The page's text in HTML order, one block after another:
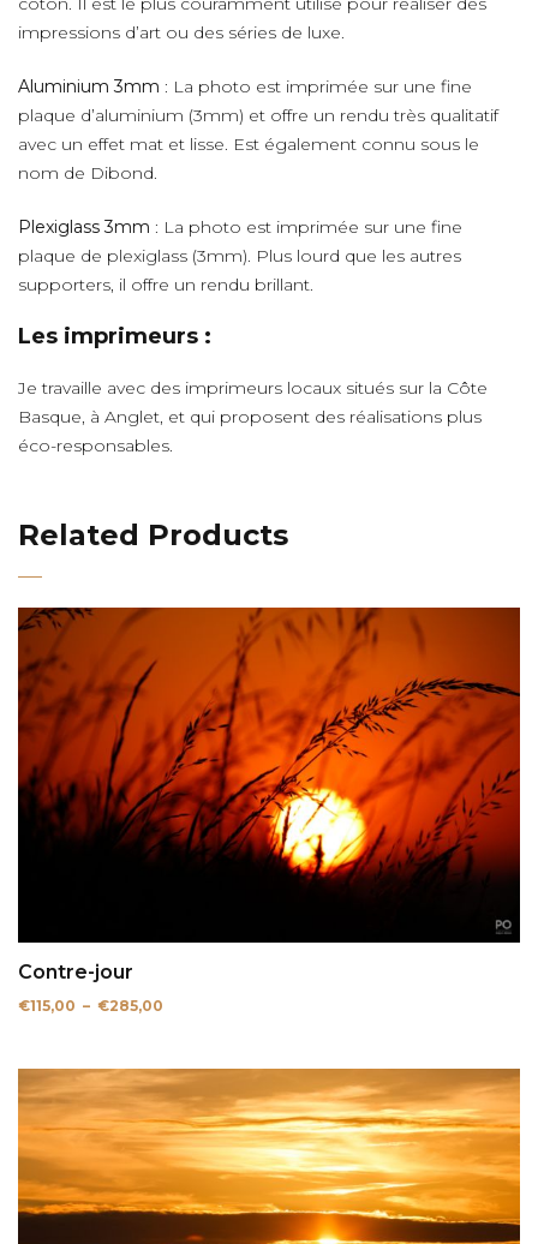
impressions d’art ou des séries de luxe.
Aluminium 3mm : La photo est imprimée sur une fine
plaque d’aluminium (3mm) et offre un rendu très qualitatif
avec un effet mat et lisse. Est également connu sous le
nom de Dibond.
Plexiglass 3mm : La photo est imprimée sur une fine
plaque de plexiglass (3mm). Plus lourd que les autres
supporters, il offre un rendu brillant.
Les imprimeurs :
Je travaille avec des imprimeurs locaux situés sur la Côte
Basque, à Anglet, et qui proposent des réalisations plus
éco-responsables.
Related Products
Contre-jour
€115,00 – €285,00
à
€285,00